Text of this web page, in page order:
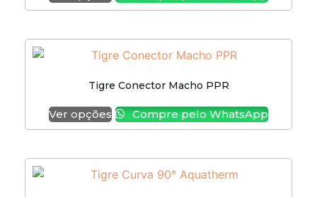
Tigre Conector Macho PPR
Ver opções Compre pelo WhatsApp